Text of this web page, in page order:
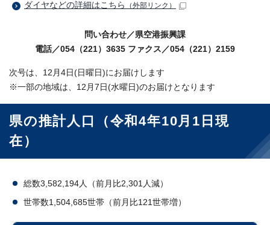
ダイヤなどの詳細はこちら （外部リンク）
問い合わせ／県空港振興課
電話／054（221）3635 ファクス／054（221）2159
次号は、12月4日(日曜日)にお届けします
※一部の地域は、12月7日(水曜日)のお届けとなります
県の推計人口（令和4年10月1日現
在）
総数3,582,194人（前月比2,301人減）
世帯数1,504,685世帯（前月比121世帯増）